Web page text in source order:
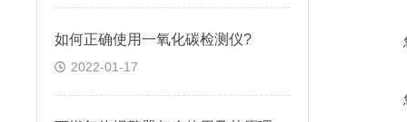
如何正确使用一氧化碳检测仪?
2022-01-17